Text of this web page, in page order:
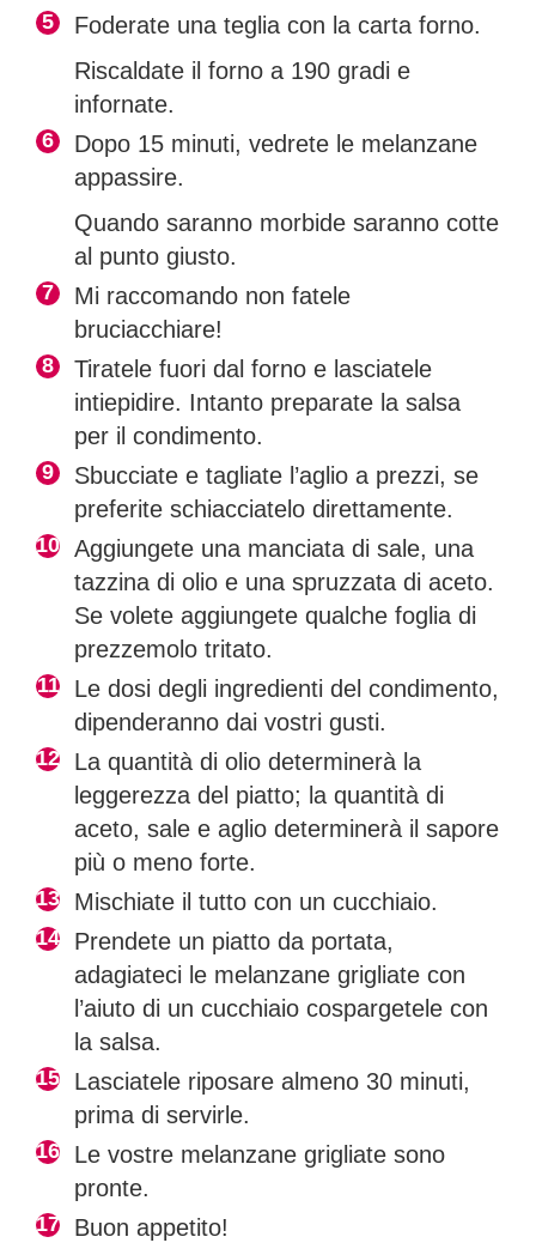
Foderate una teglia con la carta forno.
Riscaldate il forno a 190 gradi e
infornate.
Dopo 15 minuti, vedrete le melanzane
appassire.
Quando saranno morbide saranno cotte
al punto giusto.
Mi raccomando non fatele
bruciacchiare!
Tiratele fuori dal forno e lasciatele
intiepidire. Intanto preparate la salsa
per il condimento.
Sbucciate e tagliate l’aglio a prezzi, se
preferite schiacciatelo direttamente.
Aggiungete una manciata di sale, una
tazzina di olio e una spruzzata di aceto.
Se volete aggiungete qualche foglia di
prezzemolo tritato.
Le dosi degli ingredienti del condimento,
dipenderanno dai vostri gusti.
La quantità di olio determinerà la
leggerezza del piatto; la quantità di
aceto, sale e aglio determinerà il sapore
più o meno forte.
Mischiate il tutto con un cucchiaio.
Prendete un piatto da portata,
adagiateci le melanzane grigliate con
l’aiuto di un cucchiaio cospargetele con
la salsa.
Lasciatele riposare almeno 30 minuti,
prima di servirle.
Le vostre melanzane grigliate sono
pronte.
Buon appetito!